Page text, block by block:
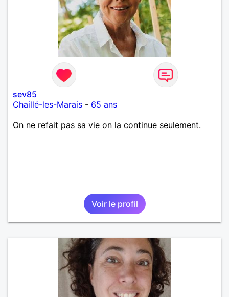
sev85
Chaillé-les-Marais - 65 ans
On ne refait pas sa vie on la continue seulement.
Voir le profil